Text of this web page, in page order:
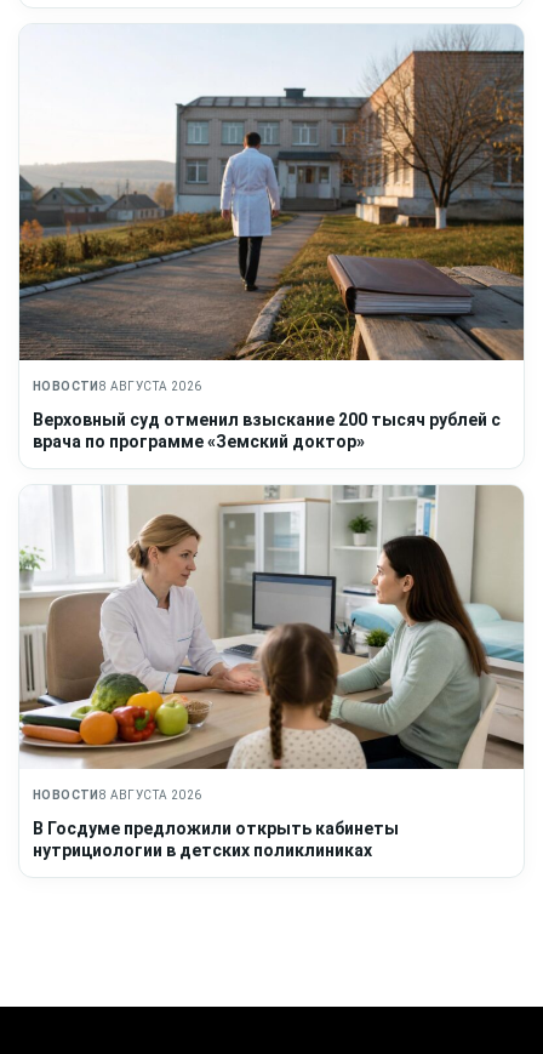
НОВОСТИ 8 АВГУСТА 2026
Верховный суд отменил взыскание 200 тысяч рублей с
врача по программе «Земский доктор»
НОВОСТИ 8 АВГУСТА 2026
В Госдуме предложили открыть кабинеты
нутрициологии в детских поликлиниках